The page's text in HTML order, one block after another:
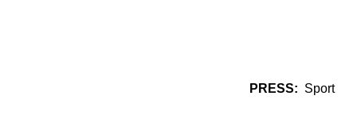
PRESS: Sport